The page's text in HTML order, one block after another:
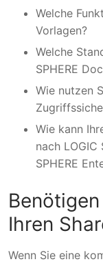
Welche
Vorlagen?
Welche
SPHERE
Wie nutzen
Wie kann
nach LOGIC
SPHERE
Ihren
Wenn Sie eine